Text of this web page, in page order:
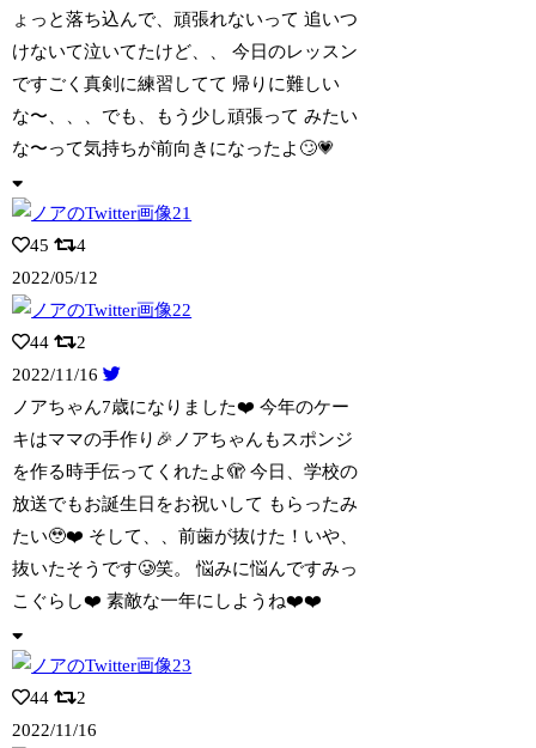
ょっと落ち込んで、頑張れないって 追いつ
けないて泣いてたけど、、 今日のレッスン
ですごく真剣に練習してて 帰りに難しい
な〜、、、でも、もう少し頑張って みたい
な〜って気持ちが前向きになったよ🙄💗
45
4
2022/05/12
44
2
2022/11/16
ノアちゃん7歳になりました❤️ 今年のケー
キはママの手作り🎉ノアちゃんもスポンジ
を作る時手伝ってくれたよ🫣 今日、学校の
放送でもお誕生日をお祝いして もらったみ
たい🥹❤️ そして、、前歯が抜けた！いや、
抜いたそうです🥲笑。 悩みに悩んですみっ
こぐらし❤️ 素敵な一年にしようね❤️❤️
44
2
2022/11/16